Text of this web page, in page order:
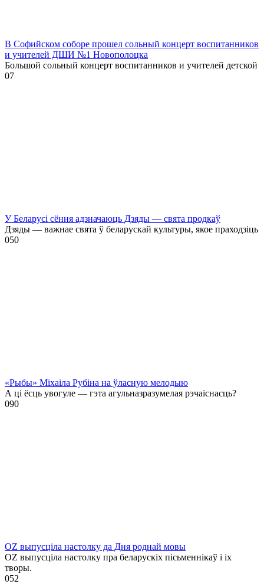
В Софийском соборе прошел сольный концерт воспитанников
и учителей ДШИ №1 Новополоцка
Большой сольный концерт воспитанников и учителей детской
07
У Беларусі сёння адзначаюць Дзяды — свята продкаў
Дзяды — важнае свята ў беларускай культуры, якое праходзіць
050
«Рыбы» Міхаіла Рубіна на ўласную мелодыю
А ці ёсць увогуле — гэта агульназразумелая рэчаіснасць?
090
OZ выпусціла настолку да Дня роднай мовы
OZ выпусціла настолку пра беларускіх пісьменнікаў і іх
творы.
052